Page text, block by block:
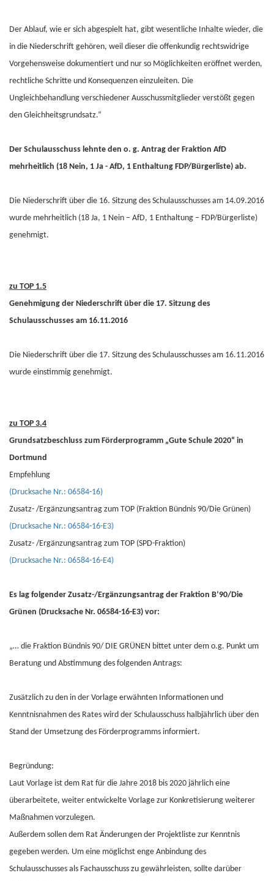
Der Ablauf, wie er sich abgespielt hat, gibt wesentliche Inhalte wieder, die
in die Niederschrift gehören, weil dieser die offenkundig rechtswidrige
Vorgehensweise dokumentiert und nur so Möglichkeiten eröffnet werden,
rechtliche Schritte und Konsequenzen einzuleiten. Die
Ungleichbehandlung verschiedener Ausschussmitglieder verstößt gegen
den Gleichheitsgrundsatz.“
Der Schulausschuss lehnte den o. g. Antrag der Fraktion AfD
mehrheitlich (18 Nein, 1 Ja - AfD, 1 Enthaltung FDP/Bürgerliste) ab.
Die Niederschrift über die 16. Sitzung des Schulausschusses am 14.09.2016
wurde mehrheitlich (18 Ja, 1 Nein – AfD, 1 Enthaltung – FDP/Bürgerliste)
genehmigt.
zu TOP 1.5
Genehmigung der Niederschrift über die 17. Sitzung des
Schulausschusses am 16.11.2016
Die Niederschrift über die 17. Sitzung des Schulausschusses am 16.11.2016
wurde einstimmig genehmigt.
zu TOP 3.4
Grundsatzbeschluss zum Förderprogramm „Gute Schule 2020“ in
Dortmund
Empfehlung
(Drucksache Nr.: 06584-16)
Zusatz- /Ergänzungsantrag zum TOP (Fraktion Bündnis 90/Die Grünen)
(Drucksache Nr.: 06584-16-E3)
Zusatz- /Ergänzungsantrag zum TOP (SPD-Fraktion)
(Drucksache Nr.: 06584-16-E4)
Es lag folgender Zusatz-/Ergänzungsantrag der Fraktion B‘90/Die
Grünen (Drucksache Nr. 06584-16-E3) vor:
„… die Fraktion Bündnis 90/ DIE GRÜNEN bittet unter dem o.g. Punkt um
Beratung und Abstimmung des folgenden Antrags:
Zusätzlich zu den in der Vorlage erwähnten Informationen und
Kenntnisnahmen des Rates wird der Schulausschuss halbjährlich über den
Stand der Umsetzung des Förderprogramms informiert.
Begründung:
Laut Vorlage ist dem Rat für die Jahre 2018 bis 2020 jährlich eine
überarbeitete, weiter entwickelte Vorlage zur Konkretisierung weiterer
Maßnahmen vorzulegen.
Außerdem sollen dem Rat Änderungen der Projektliste zur Kenntnis
gegeben werden. Um eine möglichst enge Anbindung des
Schulausschusses als Fachausschuss zu gewährleisten, sollte darüber